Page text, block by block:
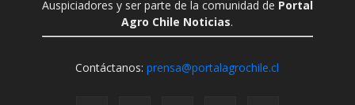
Auspiciadores y ser parte de la comunidad de Portal
Agro Chile Noticias.
Contáctanos:prensa@portalagrochile.cl